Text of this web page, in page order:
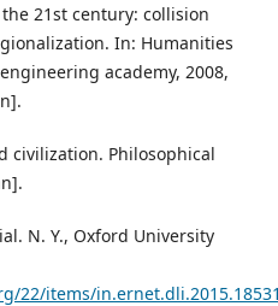
21st century: collision
In: Humanities
academy, 2008,
civilization. Philosophical
N. Y., Oxford University
22/items/